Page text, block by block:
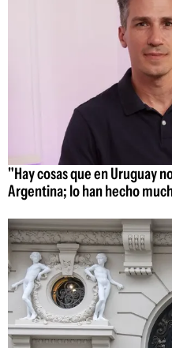
"Hay cosas que en Uruguay
Argentina; lo han hecho